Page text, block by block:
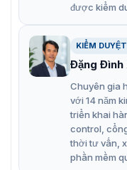
nhiều tính năng
như sau:
Phương thức xác
Vỏ kim loại chắc
Tiêu chuẩn bảo
Mã QR động trên
Mã QR, PDF417,
Hỗ trợ đọc mã ID
được kiểm
KIỂM
Đặng Đình
Chuyên gia
với 14 năm
triển khai
control,
thời tư vấn,
phần mềm